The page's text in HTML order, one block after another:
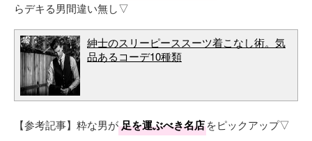
らデキる男間違い無し▽
紳士のスリーピーススーツ着こなし術。気
品あるコーデ10種類
【参考記事】粋な男が足を運ぶべき名店をピックアップ▽